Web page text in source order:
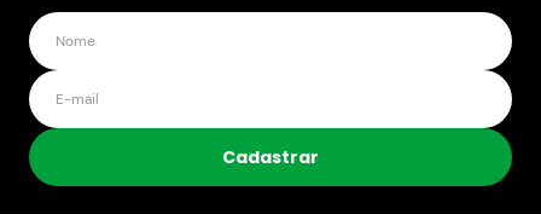
Cadastrar